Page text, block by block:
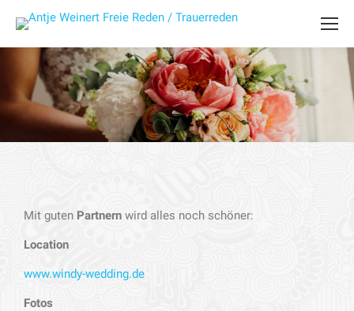
Mit guten Partnern wird alles noch schöner:
Location
www.windy-wedding.de
Fotos